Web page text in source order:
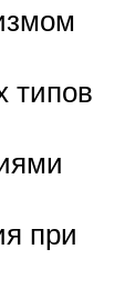
типов
при